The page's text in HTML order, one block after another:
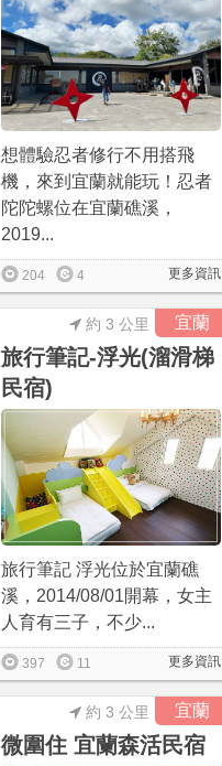
想體驗忍者修行不用搭飛
機，來到宜蘭就能玩！忍者
陀陀螺位在宜蘭礁溪，
2019...
更多資訊
204 4
宜蘭
旅行筆記-浮光(溜滑梯
民宿)
約 3 公里
旅行筆記 浮光位於宜蘭礁
溪，2014/08/01開幕，女主
人育有三子，不少...
更多資訊
397 11
宜蘭
微圍住 宜蘭森活民宿
約 3 公里